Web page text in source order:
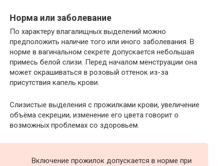
Норма или заболевание
По характеру влагалищных выделений можно
предположить наличие того или иного заболевания. В
норме в вагинальном секрете допускается небольшая
примесь белой слизи. Перед началом менструации она
может окрашиваться в розовый оттенок из-за
присутствия капель крови.
Слизистые выделения с прожилками крови, увеличение
объёма секреции, изменение его цвета говорит о
возможных проблемах со здоровьем.
Включение прожилок допускается в норме при